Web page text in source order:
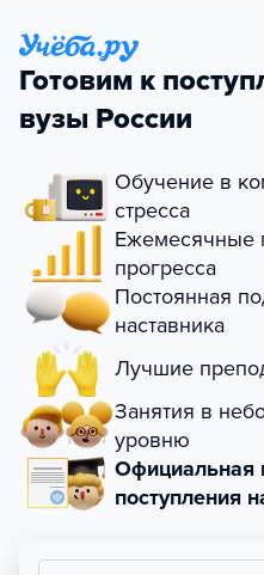
Готовим к
вузы России
Обучение в
стресса
Ежемесячные
прогресса
Постоянная
наставника
Лучшие
Занятия в
уровню
Официальная
поступления